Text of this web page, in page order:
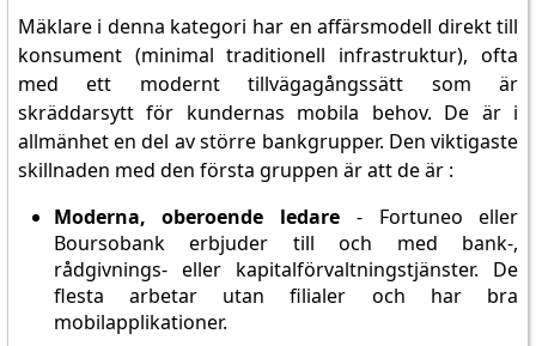
Mäklare i denna kategori har en affärsmodell direkt till
konsument (minimal traditionell infrastruktur), ofta
med ett modernt tillvägagångssätt som är
skräddarsytt för kundernas mobila behov. De är i
allmänhet en del av större bankgrupper. Den viktigaste
skillnaden med den första gruppen är att de är :
Moderna, oberoende ledare - Fortuneo eller
Boursobank erbjuder till och med bank-,
rådgivnings- eller kapitalförvaltningstjänster. De
flesta arbetar utan filialer och har bra
mobilapplikationer.